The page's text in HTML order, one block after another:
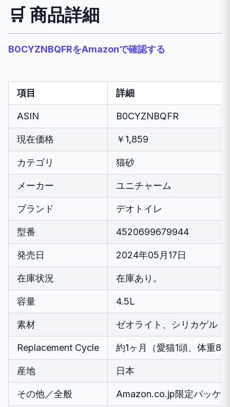
🛒 商品詳細
B0CYZNBQFRをAmazonで確認する
項目 詳細
ASIN B0CYZNBQFR
現在価格 ￥1,859
カテゴリ 猫砂
メーカー ユニチャーム
ブランド デオトイレ
型番 4520699679944
発売日 2024年05月17日
在庫状況 在庫あり。
容量 4.5L
素材 ゼオライト、シリカゲル
Replacement Cycle 約1ヶ月（愛猫1頭、体重
産地 日本
その他／全般 Amazon.co.jp限定パッケ